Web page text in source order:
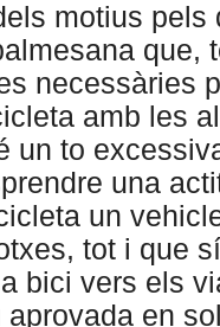
motius pels
que,
necessàries
amb les
un to
una
un
tot i que
bici vers els
aprovada en